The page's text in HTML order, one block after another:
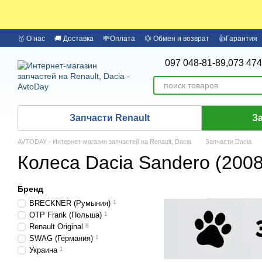
🥇 О нас 🚚 Доставка 💸Оплата 💱 Обмен и возврат 👍Гарантия
097 048-81-89,073
Запчасти Renault
AVTODAY - Интернет-магазин запчастей на Renault, Dacia Запчасти Dacia
Колеса Dacia Sandero
Бренд
BRECKNER (Румыния) 1
OTP Frank (Польша) 1
Renault Original 8
SWAG (Германия) 1
Украина 1